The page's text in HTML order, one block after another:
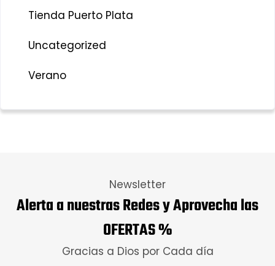
Tienda Puerto Plata
Uncategorized
Verano
Newsletter
Alerta a nuestras Redes y Aprovecha las
OFERTAS %
Gracias a Dios por Cada día